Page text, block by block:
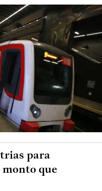
para
monto que